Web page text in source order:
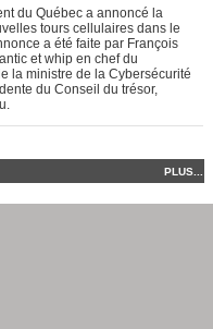
du Québec a annoncé la
tours cellulaires dans le
a été faite par François
et whip en chef du
la ministre de la Cybersécurité
du Conseil du trésor,
PLUS...